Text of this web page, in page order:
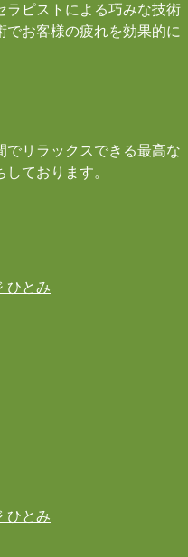
ラピストによる巧みな技術
でお客様の疲れを効果的に
でリラックスできる最高な
ております。
ひとみ
ひとみ